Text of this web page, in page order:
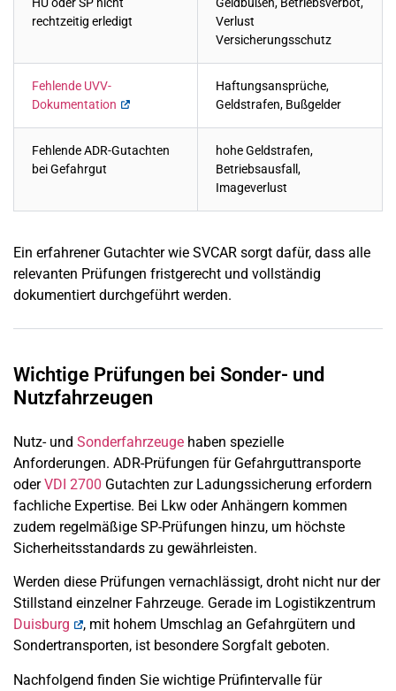
rechtzeitig erledigt
Verlust
Versicherungsschutz
Fehlende UVV-
Dokumentation
Haftungsansprüche,
Geldstrafen, Bußgelder
Fehlende ADR-Gutachten
bei Gefahrgut
hohe Geldstrafen,
Betriebsausfall,
Imageverlust
Ein erfahrener Gutachter wie SVCAR sorgt dafür, dass alle
relevanten Prüfungen fristgerecht und vollständig
dokumentiert durchgeführt werden.
Wichtige Prüfungen bei Sonder- und
Nutzfahrzeugen
Nutz- und Sonderfahrzeuge haben spezielle
Anforderungen. ADR-Prüfungen für Gefahrguttransporte
oderVDI 2700 Gutachten zur Ladungssicherung erfordern
fachliche Expertise. Bei Lkw oder Anhängern kommen
zudem regelmäßige SP-Prüfungen hinzu, um höchste
Sicherheitsstandards zu gewährleisten.
Werden diese Prüfungen vernachlässigt, droht nicht nur der
Stillstand einzelner Fahrzeuge. Gerade im Logistikzentrum
Duisburg
, mit hohem Umschlag an Gefahrgütern und
Sondertransporten, ist besondere Sorgfalt geboten.
Nachfolgend finden Sie wichtige Prüfintervalle für